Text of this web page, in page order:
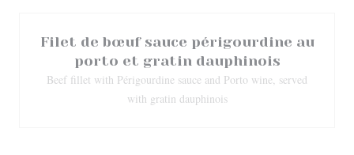
Filet de bœuf sauce périgourdine au
porto et gratin dauphinois
Beef fillet with Périgourdine sauce and Porto wine, served
with gratin dauphinois